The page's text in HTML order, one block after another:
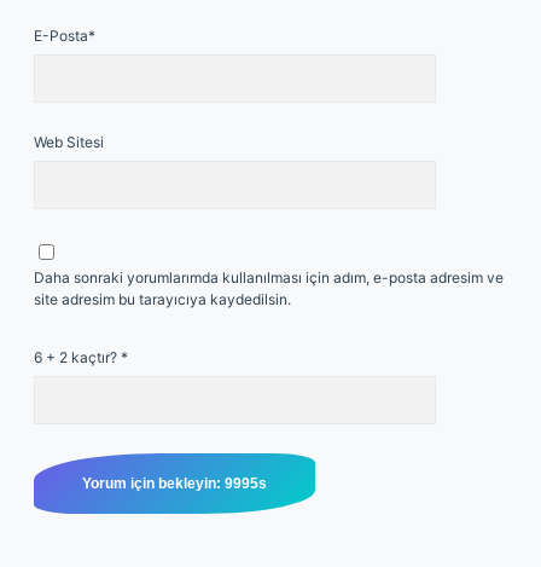
E-Posta*
Web Sitesi
Daha sonraki yorumlarımda kullanılması için adım, e-posta adresim ve
site adresim bu tarayıcıya kaydedilsin.
6 + 2 kaçtır? *